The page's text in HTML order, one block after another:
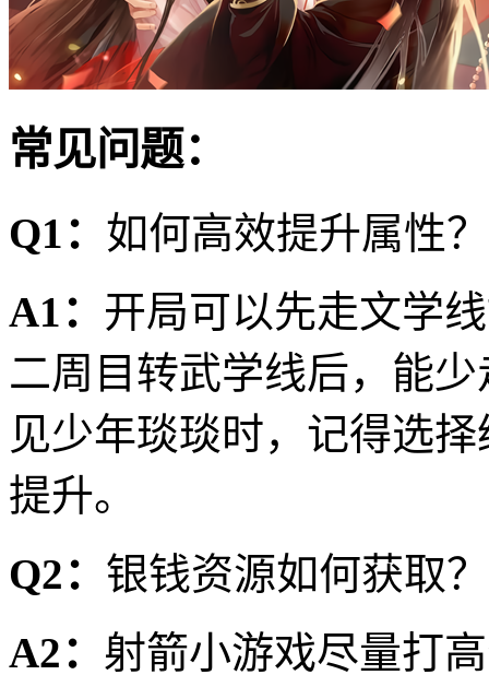
常见问题：
Q1： 如何高效提升属性？
A1： 开局可以先走文学
二周目转武学线后，能
见少年琰琰时，记得选
提升。
Q2： 银钱资源如何获取？
A2： 射箭小游戏尽量打